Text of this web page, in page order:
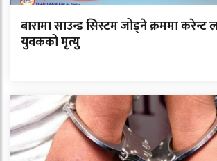
बारामा साउन्ड सिस्टम जोड्ने क्रममा करेन्ट
युवकको मृत्यु